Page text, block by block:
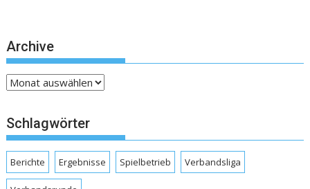
Archive
Archive
Schlagwörter
Berichte Ergebnisse Spielbetrieb Verbandsliga